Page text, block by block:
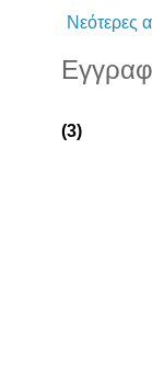
Νεότερες
(3)